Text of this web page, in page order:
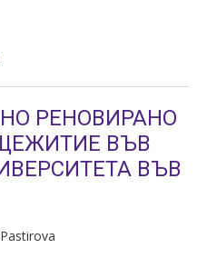
РЕНОВИРАНО
ВЪВ
ВЪВ